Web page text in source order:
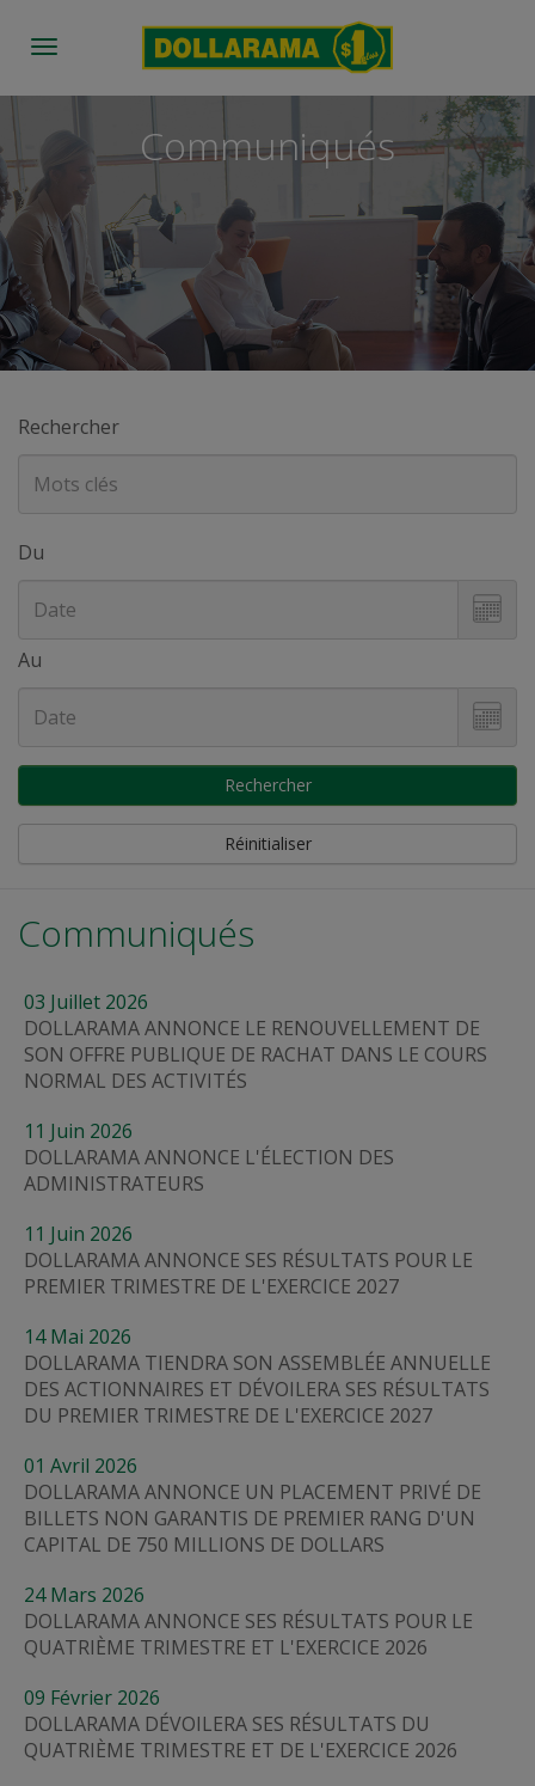
Toggle
Communiqués
Rechercher
Du
Au
Rechercher
Réinitialiser
Communiqués
03 Juillet 2026
DOLLARAMA ANNONCE LE RENOUVELLEMENT DE
SON OFFRE PUBLIQUE DE RACHAT DANS LE COURS
NORMAL DES ACTIVITÉS
11 Juin 2026
DOLLARAMA ANNONCE L'ÉLECTION DES
ADMINISTRATEURS
11 Juin 2026
DOLLARAMA ANNONCE SES RÉSULTATS POUR LE
PREMIER TRIMESTRE DE L'EXERCICE 2027
14 Mai 2026
DOLLARAMA TIENDRA SON ASSEMBLÉE ANNUELLE
DES ACTIONNAIRES ET DÉVOILERA SES RÉSULTATS
DU PREMIER TRIMESTRE DE L'EXERCICE 2027
01 Avril 2026
DOLLARAMA ANNONCE UN PLACEMENT PRIVÉ DE
BILLETS NON GARANTIS DE PREMIER RANG D'UN
CAPITAL DE 750 MILLIONS DE DOLLARS
24 Mars 2026
DOLLARAMA ANNONCE SES RÉSULTATS POUR LE
QUATRIÈME TRIMESTRE ET L'EXERCICE 2026
09 Février 2026
DOLLARAMA DÉVOILERA SES RÉSULTATS DU
QUATRIÈME TRIMESTRE ET DE L'EXERCICE 2026